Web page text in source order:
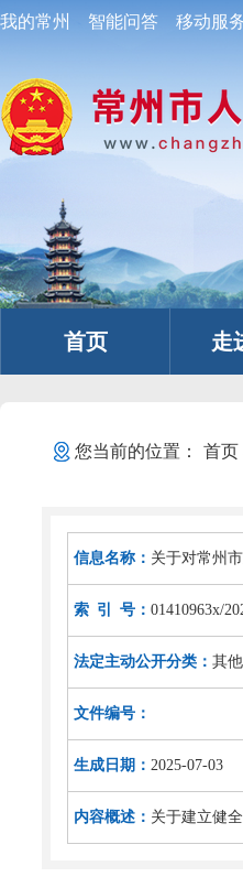
我的常州 智能问答 移动服
首页 走
您当前的位置： 首页
信息名称： 关于对常州
索 引 号： 01410963x/
法定主动公开分类： 其他
文件编号：
生成日期： 2025-07-03
内容概述： 关于建立健